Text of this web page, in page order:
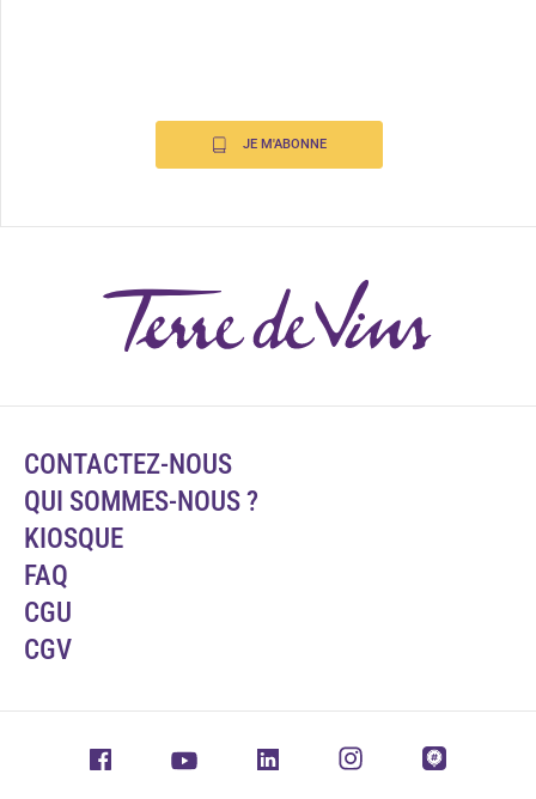
JE M'ABONNE
CONTACTEZ-NOUS
QUI SOMMES-NOUS ?
KIOSQUE
FAQ
CGU
CGV